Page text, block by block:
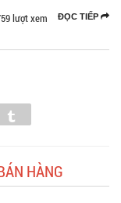
ĐỌC TIẾP
lượt xem
HÀNG